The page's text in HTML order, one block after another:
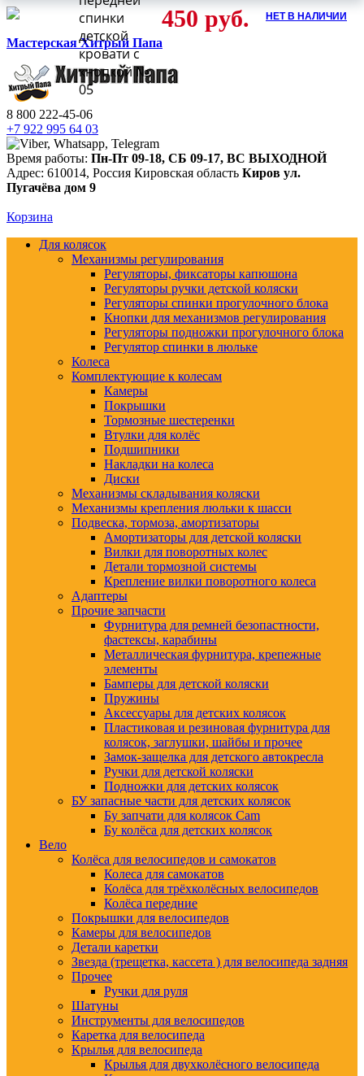
Мастерская Хитрый Папа
8 800 222-45-06
+7 922 995 64 03
Время работы: Пн-Пт 09-18, СБ 09-17, ВС ВЫХОДНОЙ
Адрес: 610014, Россия Кировская область Киров ул.
Пугачёва дом 9
Корзина
Для колясок
Механизмы регулирования
Регуляторы, фиксаторы капюшона
Регуляторы ручки детской коляски
Регуляторы спинки прогулочного блока
Кнопки для механизмов регулирования
Регуляторы подножки прогулочного блока
Регулятор спинки в люльке
Колеса
Комплектующие к колесам
Камеры
Покрышки
Тормозные шестеренки
Втулки для колёс
Подшипники
Накладки на колеса
Диски
Механизмы складывания коляски
Механизмы крепления люльки к шасси
Подвеска, тормоза, амортизаторы
Амортизаторы для детской коляски
Вилки для поворотных колес
Детали тормозной системы
Крепление вилки поворотного колеса
Адаптеры
Прочие запчасти
Фурнитура для ремней безопастности,
фастексы, карабины
Металлическая фурнитура, крепежные
элементы
Бамперы для детской коляски
Пружины
Аксессуары для детских колясок
Пластиковая и резиновая фурнитура для
колясок, заглушки, шайбы и прочее
Замок-защелка для детского автокресла
Ручки для детской коляски
Подножки для детских колясок
БУ запасные части для детских колясок
Бу запчати для колясок Cam
Бу колёса для детских колясок
Вело
Колёса для велосипедов и самокатов
Колеса для самокатов
Колёса для трёхколёсных велосипедов
Колёса передние
Покрышки для велосипедов
Камеры для велосипедов
Детали каретки
Звезда (трещетка, кассета ) для велосипеда задняя
Прочее
Ручки для руля
Шатуны
Инструменты для велосипедов
Каретка для велосипеда
Крылья для велосипеда
Крылья для двухколёсного велосипеда
спинки
детской
кровати с
кнопкой №
05
450 руб. НЕТ В НАЛИЧИИ